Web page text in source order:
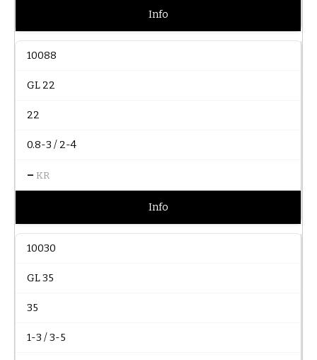
Info
10088
GL 22
22
0.8-3 / 2-4
– KR
Info
10030
GL 35
35
1-3 / 3-5